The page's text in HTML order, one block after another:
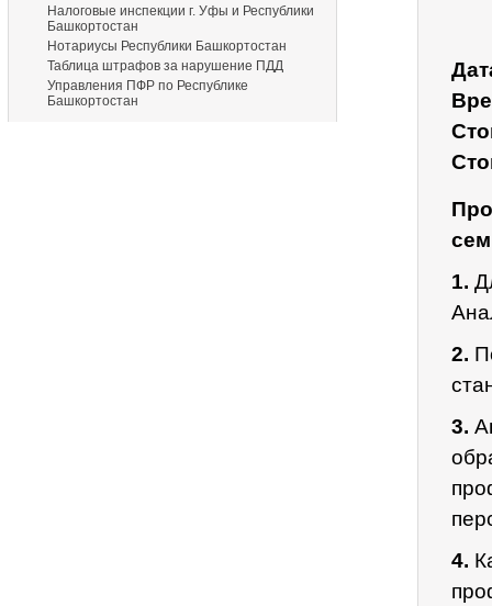
Налоговые инспекции г. Уфы и Республики
Башкортостан
Нотариусы Республики Башкортостан
Таблица штрафов за нарушение ПДД
Управления ПФР по Республике
Башкортостан
1.
2.
3.
4.